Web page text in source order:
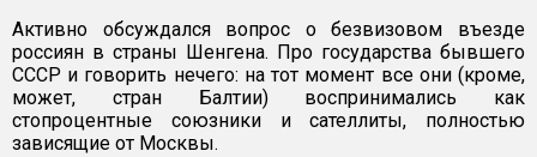
Активно обсуждался вопрос о безвизовом въезде
россиян в страны Шенгена. Про государства бывшего
СССР и говорить нечего: на тот момент все они (кроме,
может, стран Балтии) воспринимались как
стопроцентные союзники и сателлиты, полностью
зависящие от Москвы.